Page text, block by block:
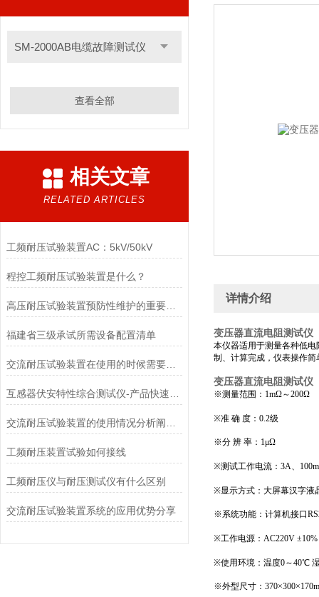
SM-2000AB电缆故障测试仪
查看全部
相关文章
RELATED ARTICLES
工频耐压试验装置AC：5kV/50kV
程控工频耐压试验装置是什么？
高压耐压试验装置预防性维护的重要性与实施
福建省三级承试所需设备配置清单
交流耐压试验装置在使用的时候需要注意哪些事项？
工频耐压装置试验如何接线
工频耐压仪与耐压测试仪有什么区别
交流耐压试验装置系统的应用优势分享
详情介绍
变压器直流电阻测试仪
本仪器适用于测量各种低
制、计算完成，仪表操作
变压器直流电阻测试仪
※测量范围：1mΩ～200Ω
※准 确 度：0.2级
※分 辨 率：1μΩ
※测试工作电流：3A、
※显示方式：大屏幕汉字液
※系统功能：计算机接口
※工作电源：AC220V ±10%
※使用环境：温度0～40℃
※外型尺寸：